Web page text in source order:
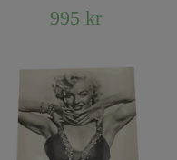
995 kr